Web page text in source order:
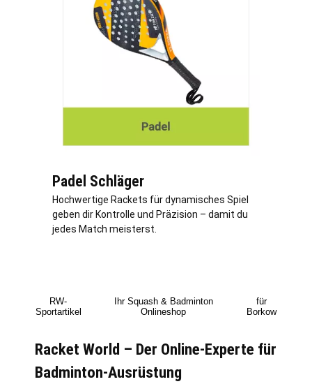
Padel Schläger
Hochwertige Rackets für dynamisches Spiel
geben dir Kontrolle und Präzision – damit du
jedes Match meisterst.
RW-
Sportartikel
Ihr Squash & Badminton
Onlineshop
für
Borkow
Racket World – Der Online-Experte für
Badminton-Ausrüstung